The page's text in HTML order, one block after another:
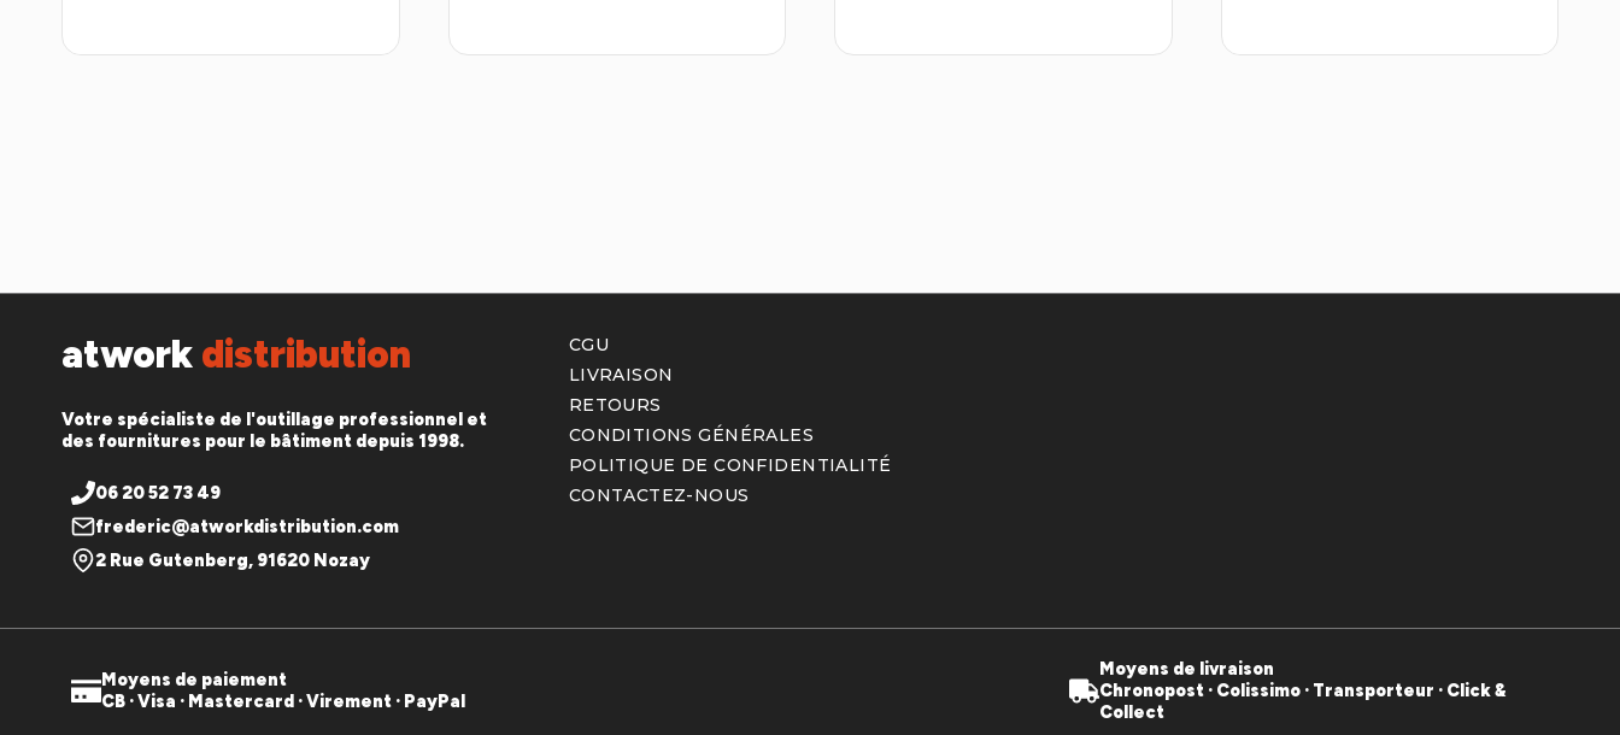
atwork distribution
Votre spécialiste de l'outillage professionnel et
des fournitures pour le bâtiment depuis 1998.
06 20 52 73 49
frederic@atworkdistribution.com
2 Rue Gutenberg, 91620 Nozay
CGU
LIVRAISON
RETOURS
CONDITIONS GÉNÉRALES
POLITIQUE DE CONFIDENTIALITÉ
CONTACTEZ-NOUS
Moyens de paiement
CB · Visa · Mastercard · Virement · PayPal
Moyens de livraison
Chronopost · Colissimo · Transporteur · Click &
Collect